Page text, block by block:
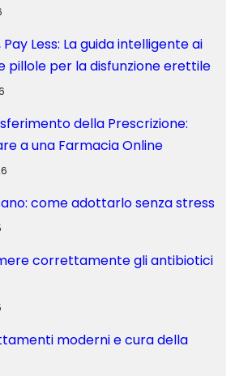
Less: La guida intelligente ai
pillole per la disfunzione erettile
della Prescrizione:
a una Farmacia Online
come adottarlo senza stress
correttamente gli antibiotici
moderni e cura della